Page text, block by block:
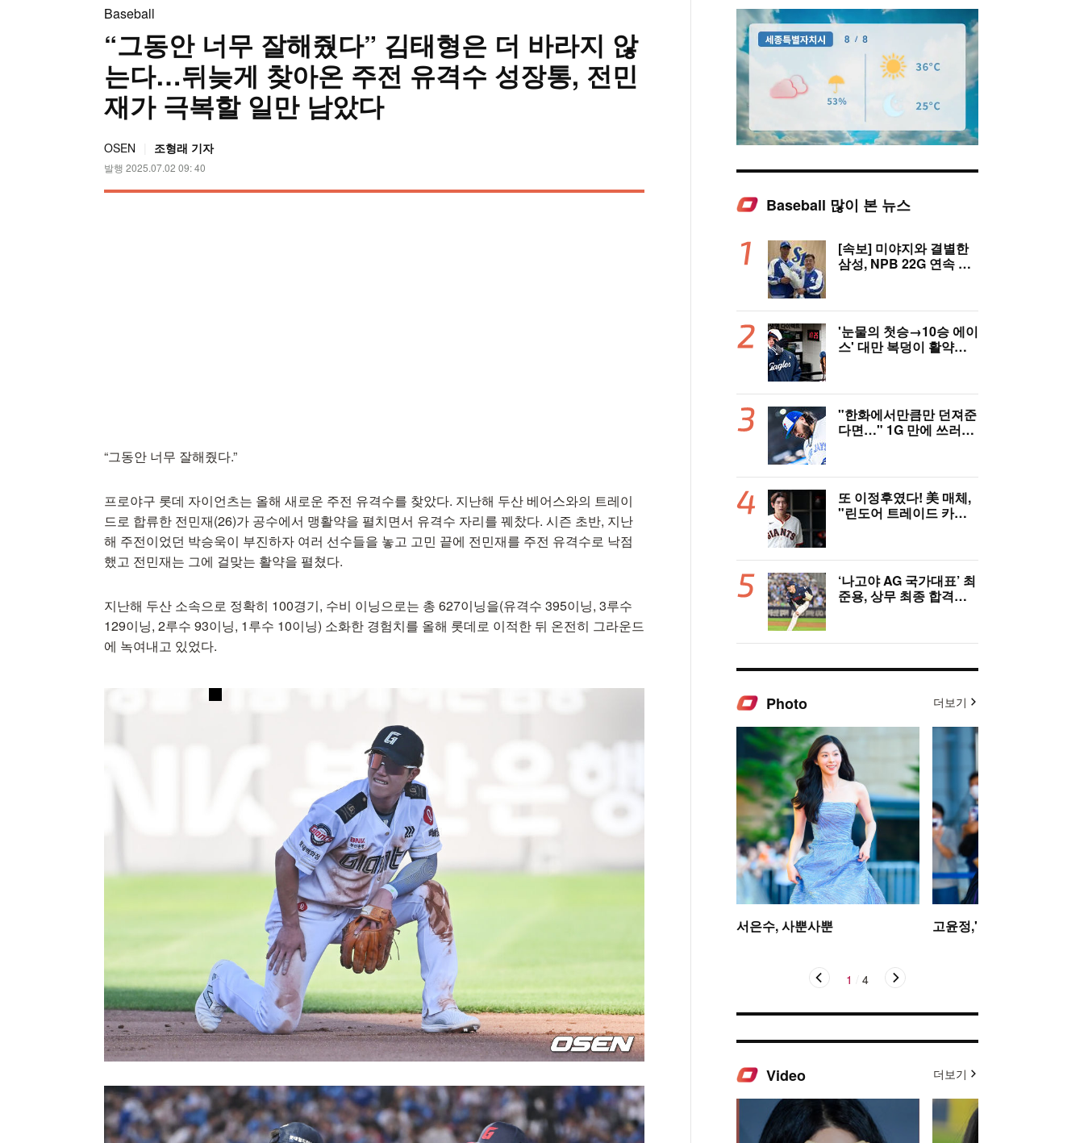
Baseball
“그동안 너무 잘해줬다” 김태형은 더 바라지 않
는다…뒤늦게 찾아온 주전 유격수 성장통, 전민
재가 극복할 일만 남았다
OSEN 조형래 기자
발행 2025.07.02 09: 40
“그동안 너무 잘해줬다.”
프로야구 롯데 자이언츠는 올해 새로운 주전 유격수를 찾았다. 지난해 두산 베어스와의 트레이
드로 합류한 전민재(26)가 공수에서 맹활약을 펼치면서 유격수 자리를 꿰찼다. 시즌 초반, 지난
해 주전이었던 박승욱이 부진하자 여러 선수들을 놓고 고민 끝에 전민재를 주전 유격수로 낙점
했고 전민재는 그에 걸맞는 활약을 펼쳤다.
지난해 두산 소속으로 정확히 100경기, 수비 이닝으로는 총 627이닝을(유격수 395이닝, 3루수
129이닝, 2루수 93이닝, 1루수 10이닝) 소화한 경험치를 올해 롯데로 이적한 뒤 온전히 그라운드
에 녹여내고 있었다.
Baseball 많이 본 뉴스
[속보] 미야지와 결별한
삼성, NPB 22G 연속 무
'눈물의 첫승→10승 에이
스' 대만 복덩이 활약에
"한화에서만큼만 던져준
다면…" 1G 만에 쓰러진
또 이정후였다! 美 매체,
"린도어 트레이드 카드
‘나고야 AG 국가대표’ 최
준용, 상무 최종 합격…
Photo 더보기
서은수, 사뿐사뿐 고윤정,'탄성을 자아내는
1 4
Video 더보기